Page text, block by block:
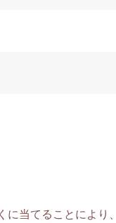
当てることにより